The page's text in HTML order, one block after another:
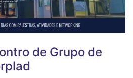
de Grupo de